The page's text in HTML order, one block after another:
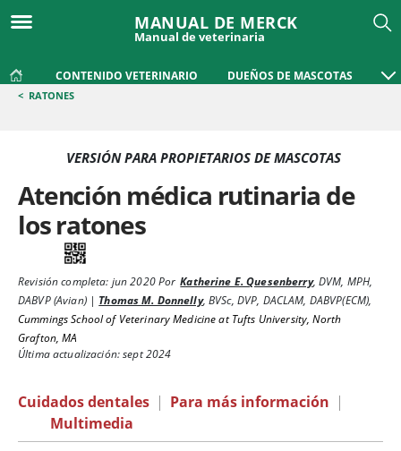
MANUAL DE MERCK
Manual de veterinaria
CONTENIDO VETERINARIO DUEÑOS DE MASCOTAS
< RATONES
VERSIÓN PARA PROPIETARIOS DE MASCOTAS
Atención médica rutinaria de
los ratones
Revisión completa: jun 2020Por Katherine E. Quesenberry,DVM, MPH,
DABVP (Avian)| Thomas M. Donnelly,BVSc, DVP, DACLAM, DABVP(ECM),
Cummings School of Veterinary Medicine at Tufts University, North
Grafton, MA
Última actualización: sept 2024
Cuidados dentales | Para más información |
Multimedia